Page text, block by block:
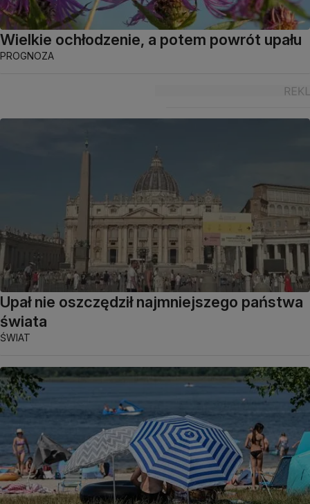
Wielkie ochłodzenie, a potem powrót upału
PROGNOZA
Upał nie oszczędził najmniejszego państwa
świata
ŚWIAT